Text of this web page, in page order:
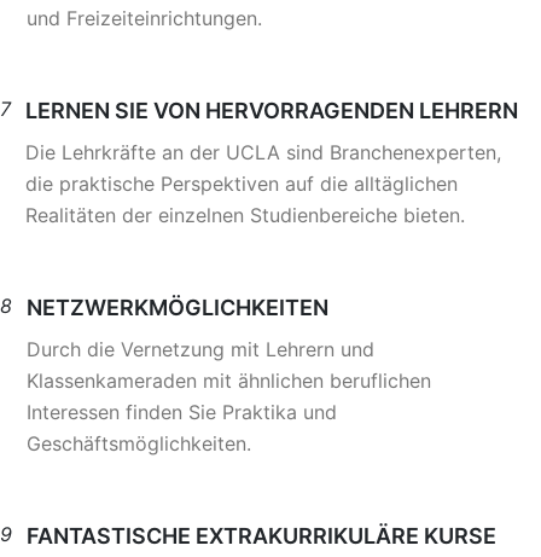
und Freizeiteinrichtungen.
7 LERNEN SIE VON HERVORRAGENDEN LEHRERN
Die Lehrkräfte an der UCLA sind Branchenexperten,
die praktische Perspektiven auf die alltäglichen
Realitäten der einzelnen Studienbereiche bieten.
8 NETZWERKMÖGLICHKEITEN
Durch die Vernetzung mit Lehrern und
Klassenkameraden mit ähnlichen beruflichen
Interessen finden Sie Praktika und
Geschäftsmöglichkeiten.
9
FANTASTISCHE EXTRAKURRIKULÄRE KURSE